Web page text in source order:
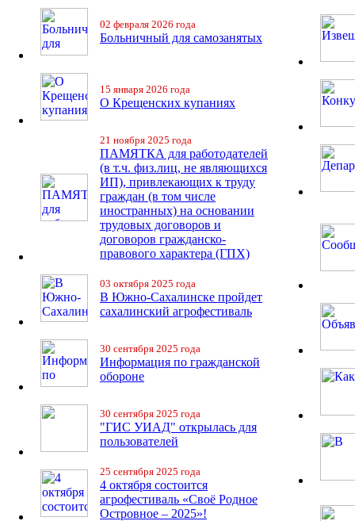
02 февраля 2026 года
Больничный для самозанятых
15 января 2026 года
О Крещенских купаниях
21 ноября 2025 года
ПАМЯТКА для работодателей
(в т.ч. физ.лиц, не являющихся
ИП), привлекающих к труду
граждан (в том числе
иностранных) на основании
трудовых договоров и
договоров гражданско-
правового характера (ГПХ)
03 октября 2025 года
В Южно-Сахалинске пройдет
сахалинский агрофестиваль
30 сентября 2025 года
Информация по гражданской
обороне
30 сентября 2025 года
"ГИС УИАД" открылась для
пользователей
25 сентября 2025 года
4 октября состоится
агрофестиваль «Своё Родное
Островное – 2025»!